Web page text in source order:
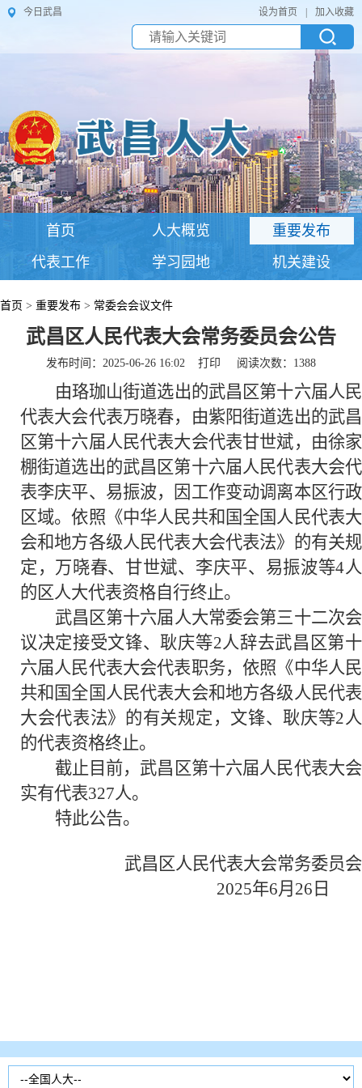
今日武昌 设为首页 加入收藏
首页 人大概览
重要发布
代表工作
学习园地 机关建设
首页 > 重要发布 > 常委会会议文件
武昌区人民代表大会常务委员会公告
发布时间：2025-06-26 16:02 打印 阅读次数： 1388
由珞珈山街道选出的武昌区第十六届人民
代表大会代表万晓春，由紫阳街道选出的武昌
区第十六届人民代表大会代表甘世斌，由徐家
棚街道选出的武昌区第十六届人民代表大会代
表李庆平、易振波，因工作变动调离本区行政
区域。依照《中华人民共和国全国人民代表大
会和地方各级人民代表大会代表法》的有关规
定，万晓春、甘世斌、李庆平、易振波等4人
的区人大代表资格自行终止。
武昌区第十六届人大常委会第三十二次会
议决定接受文锋、耿庆等2人辞去武昌区第十
六届人民代表大会代表职务，依照《中华人民
共和国全国人民代表大会和地方各级人民代表
大会代表法》的有关规定，文锋、耿庆等2人
的代表资格终止。
截止目前，武昌区第十六届人民代表大会
实有代表327人。
特此公告。
武昌区人民代表大会常务委员会
2025年6月26日